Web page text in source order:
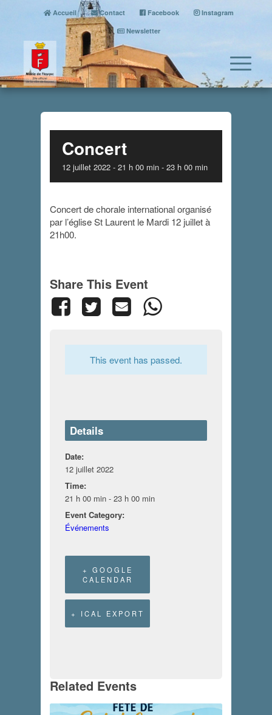
Accueil Contact Facebook
Instagram
Newsletter
Concert
12 juillet 2022 - 21 h 00 min -23 h 00 min
Concert de chorale international organisé
par l’église St Laurent le Mardi 12 juillet à
21h00.
Share This Event
This event has passed.
Details
Date:
12 juillet 2022
Time:
21 h 00 min - 23 h 00 min
Event Category:
Événements
+ GOOGLE
CALENDAR
+ ICAL EXPORT
Related Events